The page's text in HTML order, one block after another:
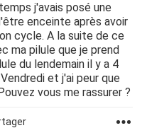
j'avais posé une
enceinte après avoir
cycle. A la suite de ce
ma pilule que je prend
du lendemain il y a 4
et j'ai peur que
vous me rassurer ?